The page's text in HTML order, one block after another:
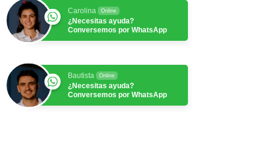
Carolina Online
¿Necesitas ayuda?
Conversemos por WhatsApp
Bautista Online
¿Necesitas ayuda?
Conversemos por WhatsApp